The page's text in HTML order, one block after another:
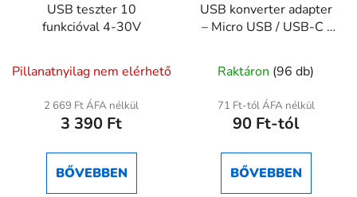
USB teszter 10
funkcióval 4-30V
termék
átlagos
értékelése
ből
Pillanatnyilag nem elérhető
2 669 Ft ÁFA nélkül
3 390 Ft
BŐVEBBEN
USB konverter adapter
– Micro USB / USB-C /
Raktáron (96 db)
71 Ft-tól ÁFA nélkül
90 Ft-tól
BŐVEBBEN